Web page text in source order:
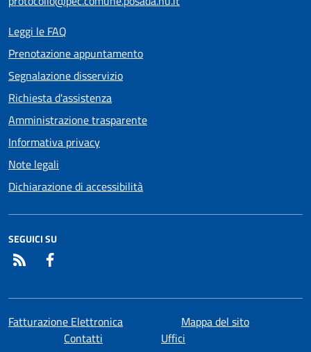
Leggi le FAQ
Prenotazione appuntamento
Segnalazione disservizio
Richiesta d'assistenza
Amministrazione trasparente
Informativa privacy
Note legali
Dichiarazione di accessibilità
SEGUICI SU
RSS
Fatturazione Elettronica
Mappa del sito
Contatti
Uffici